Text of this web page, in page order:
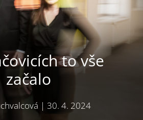
to vše
začalo
| 30. 4. 2024